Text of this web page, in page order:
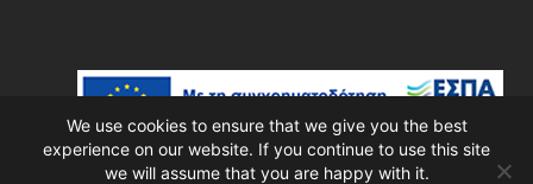
Asian Art Museum Corfu // Web Design
We use cookies to ensure that we give you the best
experience on our website. If you continue to use this site
we will assume that you are happy with it.